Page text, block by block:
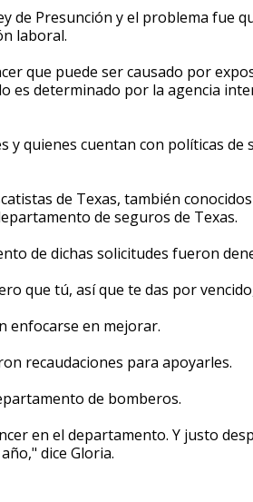
de Presunción y el problema fue
laboral.
que puede ser causado por
es determinado por la agencia
y quienes cuentan con políticas
de Texas, también
de seguros de Texas.
de dichas solicitudes fueron
que tú, así que te das por
enfocarse en mejorar.
recaudaciones para apoyarles.
de bomberos.
en el departamento. Y justo
dice Gloria.